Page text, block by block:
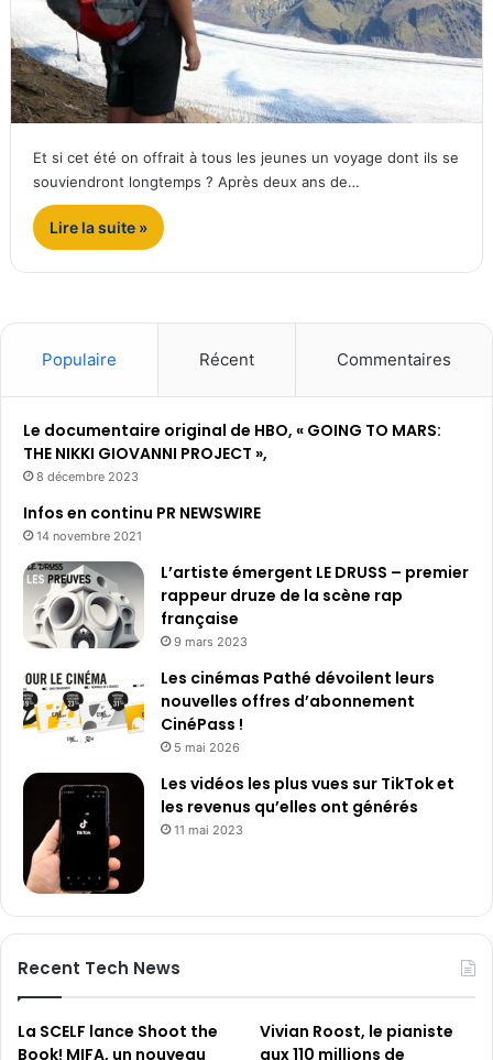
Et si cet été on offrait à tous les jeunes un voyage dont ils se
souviendront longtemps ? Après deux ans de…
Lire la suite »
Populaire Récent Commentaires
Le documentaire original de HBO, « GOING TO MARS:
THE NIKKI GIOVANNI PROJECT »,
8 décembre 2023
Infos en continu PR NEWSWIRE
14 novembre 2021
L’artiste émergent LE DRUSS – premier
rappeur druze de la scène rap
française
9 mars 2023
Les cinémas Pathé dévoilent leurs
nouvelles offres d’abonnement
CinéPass !
5 mai 2026
Les vidéos les plus vues sur TikTok et
les revenus qu’elles ont générés
11 mai 2023
Recent Tech News
La SCELF lance Shoot the
Book! MIFA, un nouveau
Vivian Roost, le pianiste
aux 110 millions de